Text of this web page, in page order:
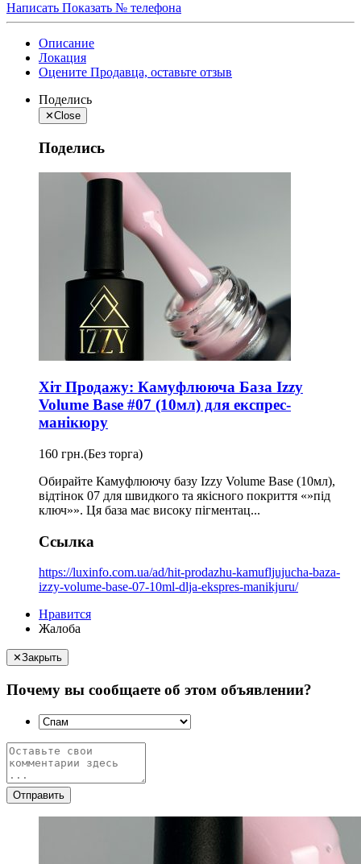
Написать Показать № телефона
Описание
Локация
Оцените Продавца, оставьте отзыв
Поделись
✕Close
Поделись
Хіт Продажу: Камуфлююча База Izzy
Volume Base #07 (10мл) для експрес-
манікюру
160 грн.(Без торга)
Обирайте Камуфлюючу базу Izzy Volume Base (10мл),
відтінок 07 для швидкого та якісного покриття «»під
ключ»». Ця база має високу пігментац...
Ссылка
https://luxinfo.com.ua/ad/hit-prodazhu-kamufljujucha-baza-
izzy-volume-base-07-10ml-dlja-ekspres-manikjuru/
Нравится
Жалоба
✕Закрыть
Почему вы сообщаете об этом объявлении?
Отправить